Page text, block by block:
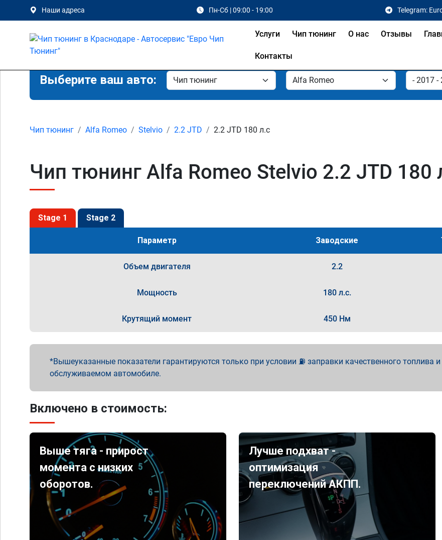
Наши адреса Пн-Сб | 09:00 - 19:00 Telegram:
Услуги Чип тюнинг О нас Отзывы
Контакты
Выберите ваш авто:
Чип тюнинг Alfa Romeo Stelvio 2.2 JTD 2.2 JTD 180 л.с
Чип тюнинг Alfa Romeo Stelvio 2.2 JTD 180
Stage 1 Stage 2
Параметр Заводские
Объем двигателя 2.2
Мощность 180 л.с.
Крутящий момент 450 Нм
Вышеуказанные показатели гарантируются только при условии ⛽ заправки качественного топлива
обслуживаемом автомобиле.
Включено в стоимость:
Выше тяга - прирост
момента с низких
оборотов.
Лучше подхват -
оптимизация
переключений АКПП.